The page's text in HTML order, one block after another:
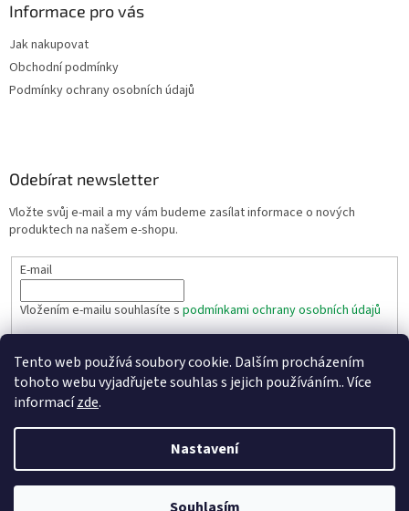
Tento web používá soubory cookie. Dalším procházením
tohoto webu vyjadřujete souhlas s jejich používáním.. Více
informacízde.
Nastavení
Informace pro vás
Jak nakupovat
Obchodní podmínky
Podmínky ochrany osobních údajů
Odebírat newsletter
Vložte svůj e-mail a my vám budeme zasílat informace o nových
produktech na našem e-shopu.
E-mail
Vložením e-mailu souhlasíte s podmínkami ochrany osobních údajů
PŘIHLÁSIT SE
Vytvořil Shoptet
Copyright 2026Eshop těsnění - Texim s.r.o.. Všechna práva
vyhrazena.